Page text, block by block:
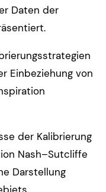
Daten der
Einbeziehung von
der Kalibrierung
Nash–Sutcliffe
Darstellung